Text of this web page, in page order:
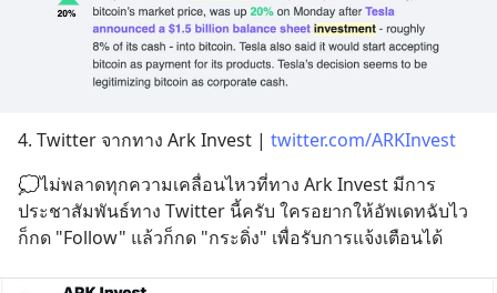
4. Twitter จากทาง Ark Invest | twitter.com/ARKInvest
💭ไม่พลาดทุกความเคลื่อนไหวที่ทาง Ark Invest มีการ
ประชาสัมพันธ์ทาง Twitter นี้ครับ ใครอยากให้อัพเดทฉับไว
ก็กด "Follow" แล้วก็กด "กระดิ่ง" เพื่อรับการแจ้งเตือนได้